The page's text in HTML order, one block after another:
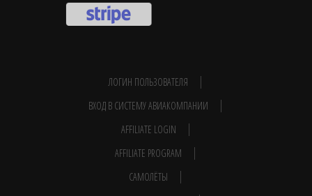
ЛОГИН ПОЛЬЗОВАТЕЛЯ
ВХОД В СИСТЕМУ АВИАКОМПАНИИ
AFFILIATE LOGIN
AFFILIATE PROGRAM
САМОЛЁТЫ